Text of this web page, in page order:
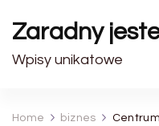
Zaradny
Wpisy unikatowe
Home biznes